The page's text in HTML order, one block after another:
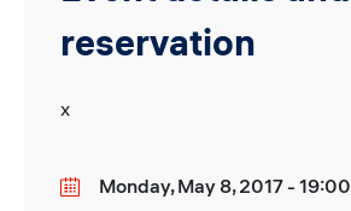
reservation
x
DateMonday, May 8, 2017 - 19:00